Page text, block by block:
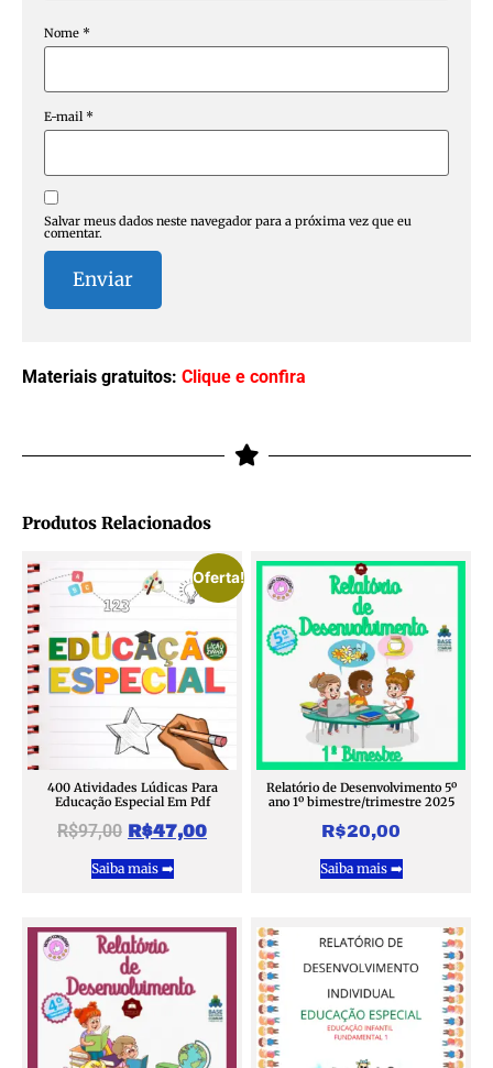
Nome *
E-mail *
Salvar meus dados neste navegador para a próxima vez que eu
comentar.
Materiais gratuitos: Clique e confira
Produtos Relacionados
Oferta!
400 Atividades Lúdicas Para
Educação Especial Em Pdf
R$97,00 R$47,00
Saiba mais ➡️
Relatório de Desenvolvimento 5º
ano 1º bimestre/trimestre 2025
R$20,00
Saiba mais ➡️